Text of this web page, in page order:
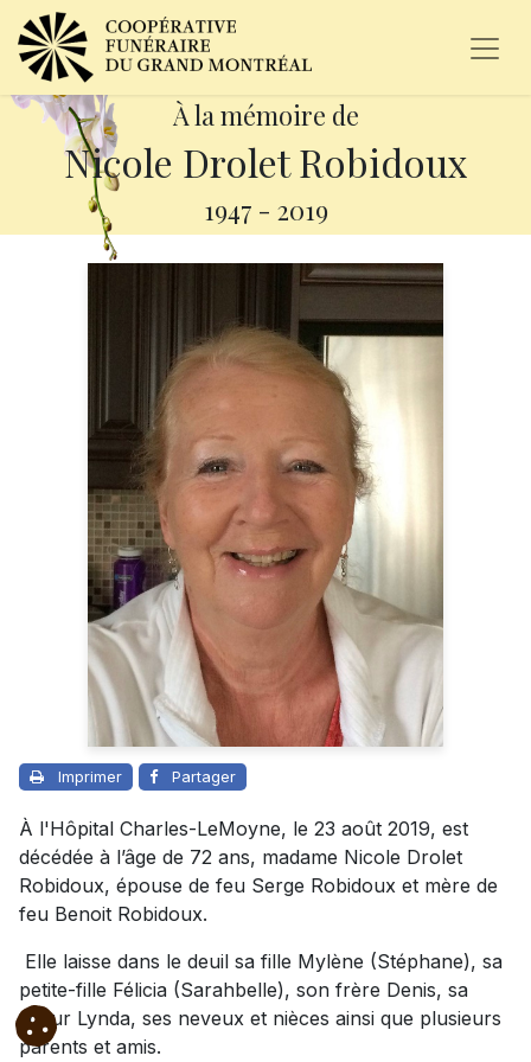
À la mémoire de
Nicole Drolet Robidoux
1947 - 2019
Imprimer Partager
À l'Hôpital Charles-LeMoyne, le 23 août 2019, est
décédée à l’âge de 72 ans, madame Nicole Drolet
Robidoux, épouse de feu Serge Robidoux et mère de
feu Benoit Robidoux.
Elle laisse dans le deuil sa fille Mylène (Stéphane), sa
petite-fille Félicia (Sarahbelle), son frère Denis, sa
soeur Lynda, ses neveux et nièces ainsi que plusieurs
parents et amis.